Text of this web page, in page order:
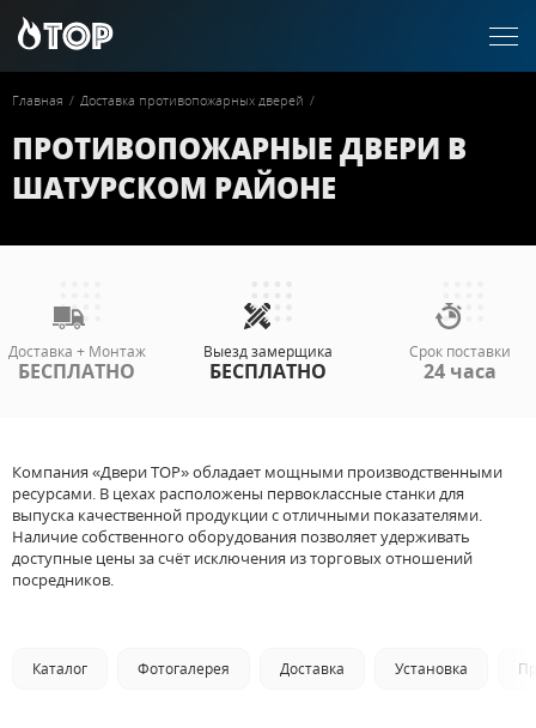
Главная / Доставка противопожарных дверей /
ПРОТИВОПОЖАРНЫЕ ДВЕРИ В
ШАТУРСКОМ РАЙОНЕ
Доставка + Монтаж
БЕСПЛАТНО
Выезд замерщика
БЕСПЛАТНО
Срок поставки
24 часа
Компания «Двери ТОР» обладает мощными производственными
ресурсами. В цехах расположены первоклассные станки для
выпуска качественной продукции с отличными показателями.
Наличие собственного оборудования позволяет удерживать
доступные цены за счёт исключения из торговых отношений
посредников.
Каталог Фотогалерея Доставка Установка